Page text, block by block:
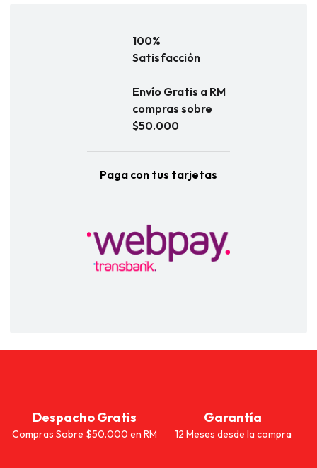
100%
Satisfacción
Envío Gratis a RM
compras sobre
$50.000
Paga con tus tarjetas
Despacho Gratis
Compras Sobre $50.000 en RM
Garantía
12 Meses desde la compra